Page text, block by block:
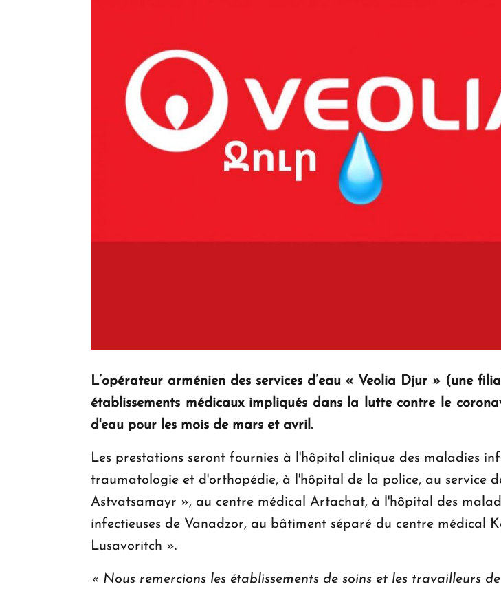
L’opérateur arménien des services d’eau « Veolia Djur » (une
établissements médicaux impliqués dans la lutte contre le
d'eau pour les mois de mars et avril.
Les prestations seront fournies à l'hôpital clinique des maladies
traumatologie et d'orthopédie, à l'hôpital de la police, au service
Astvatsamayr », au centre médical Artachat, à l'hôpital des
infectieuses de Vanadzor, au bâtiment séparé du centre médical
Lusavoritch ».
« Nous remercions les établissements de soins et les travailleurs